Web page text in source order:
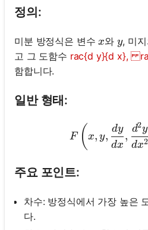
정의:
미분 방정식은 변수x
x와 y
y, 미
고 그 도함수 rac{d y}{d x},
함합니다.
일반 형태:
F (x, y,
dx
dy
,
dx2
d2y
주요 포인트:
차수: 방정식에서 가장 높은
다.